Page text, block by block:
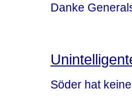
Danke
Söder hat